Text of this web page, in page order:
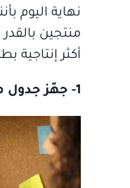
نهاية اليوم
منتجين
أكثر إنتاجية
1- جهّز جدول مهامك من الليلة السابقة